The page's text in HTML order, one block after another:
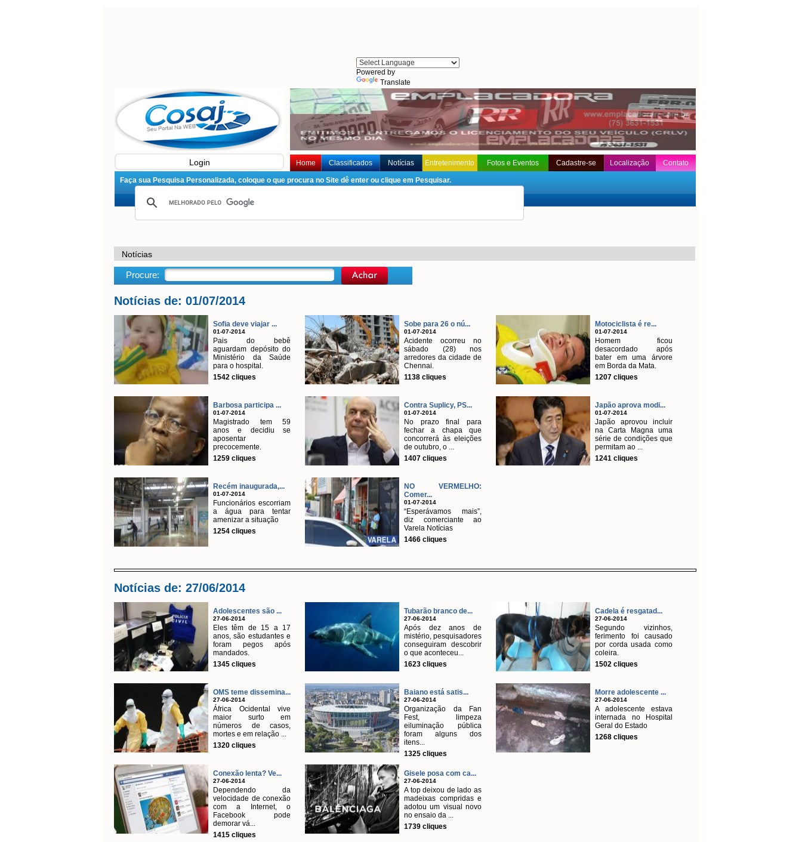
Powered by
Translate
Login Home Classificados Notícias Entretenimento Fotos e Eventos Cadastre-se Localização Contato
Faça sua Pesquisa Personalizada, coloque o que procura no Site dê enter ou clique em Pesquisar.
Notícias
Procure:
Notícias de: 01/07/2014
Sofia deve viajar ...
01-07-2014
Pais do bebê
aguardam depósito do
Ministério da Saúde
para o hospital.
1542 cliques
Sobe para 26 o nú...
01-07-2014
Acidente ocorreu no
sábado (28) nos
arredores da cidade de
Chennai.
1138 cliques
Motociclista é re...
01-07-2014
Homem ficou
desacordado após
bater em uma árvore
em Borda da Mata.
1207 cliques
Barbosa participa ...
01-07-2014
Magistrado tem 59
anos e decidiu se
aposentar
precocemente.
1259 cliques
Contra Suplicy, PS...
01-07-2014
No prazo final para
fechar a chapa que
concorrerá às eleições
de outubro, o ...
1407 cliques
Japão aprova modi...
01-07-2014
Japão aprovou incluir
na Carta Magna uma
série de condições que
permitam ao ...
1241 cliques
Recém inaugurada,...
01-07-2014
Funcionários escorriam
a água para tentar
amenizar a situação
1254 cliques
NO VERMELHO:
Comer...
01-07-2014
“Esperávamos mais”,
diz comerciante ao
Varela Notícias
1466 cliques
Notícias de: 27/06/2014
Adolescentes são ...
27-06-2014
Eles têm de 15 a 17
anos, são estudantes e
foram pegos após
mandados.
1345 cliques
Tubarão branco de...
27-06-2014
Após dez anos de
mistério, pesquisadores
conseguiram descobrir
o que aconteceu...
1623 cliques
Cadela é resgatad...
27-06-2014
Segundo vizinhos,
ferimento foi causado
por corda usada como
coleira.
1502 cliques
OMS teme dissemina...
27-06-2014
África Ocidental vive
maior surto em
números de casos,
mortes e em relação ...
1320 cliques
Baiano está satis...
27-06-2014
Organização da Fan
Fest, limpeza
eiluminação pública
foram alguns dos
itens...
1325 cliques
Morre adolescente ...
27-06-2014
A adolescente estava
internada no Hospital
Geral do Estado
1268 cliques
Conexão lenta? Ve...
27-06-2014
Dependendo da
velocidade de conexão
com a Internet, o
Facebook pode
demorar vá...
1415 cliques
Gisele posa com ca...
27-06-2014
A top deixou de lado as
madeixas compridas e
adotou um visual novo
no ensaio da ...
1739 cliques